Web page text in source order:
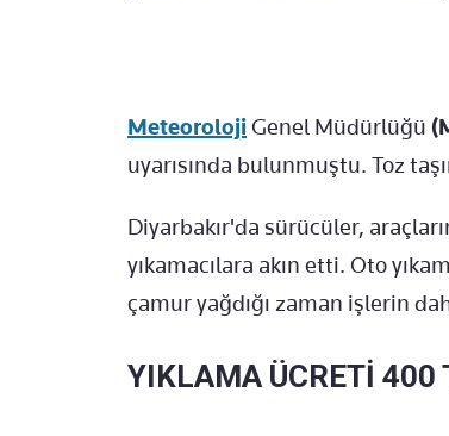
MeteorolojiGenel Müdürlüğü
uyarısında bulunmuştu. Toz
Diyarbakır'da sürücüler,
yıkamacılara akın etti. Oto
çamur yağdığı zaman işlerin
YIKLAMA ÜCRETİ 400